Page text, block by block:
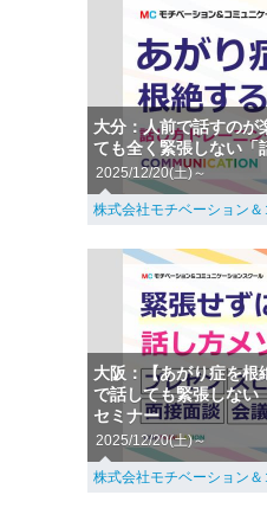
大分：人前で話すのが
ても全く緊張しない「
2025/12/20(土)～
株式会社モチベーション
大阪：【あがり症を根
で話しても緊張しない
セミナー
2025/12/20(土)～
株式会社モチベーション